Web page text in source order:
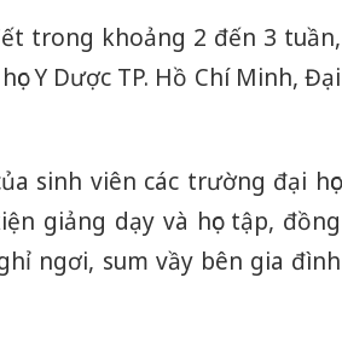
trong khoảng 2 đến 3 tuần,
Y Dược TP. Hồ Chí Minh, Đại
sinh viên các trường đại học
giảng dạy và học tập, đồng
ngơi, sum vầy bên gia đình